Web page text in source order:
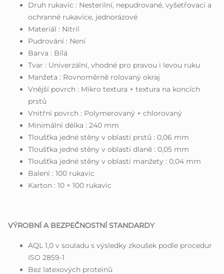
Druh rukavic : Nesterilní, nepudrované, vyšetřovací a
ochranné rukavice, jednorázové
Materiál : Nitril
Pudrování : Není
Barva : Bílá
Tvar : Univerzální, vhodné pro pravou i levou ruku
Manžeta : Rovnoměrně rolovaný okraj
Vnější povrch : Mikro textura + textura na koncích
prstů
Vnitřní povrch : Polymerovaný + chlorovaný
Minimální délka : 240 mm
Tloušťka jedné stěny v oblasti prstů : 0,06 mm
Tloušťka jedné stěny v oblasti dlaně : 0,05 mm
Tloušťka jedné stěny v oblasti manžety : 0,04 mm
Balení : 100 rukavic
Karton : 10 × 100 rukavic
VÝROBNÍ A BEZPEČNOSTNÍ STANDARDY
AQL 1,0 v souladu s výsledky zkoušek podle procedur
ISO 2859-1
Bez latexových proteinů